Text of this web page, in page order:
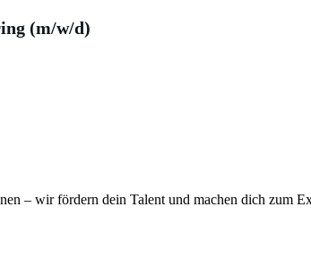
(m/w/d)
– wir fördern dein Talent und machen dich zum